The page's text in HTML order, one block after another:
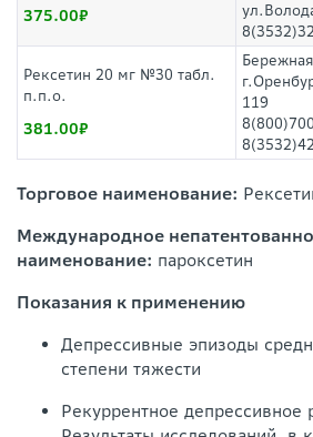
375.00
Рексетин 20 мг №30 табл.
п.п.о.
381.00
119
Торговое наименование:
Международное
наименование: пароксетин
Показания к применению
Депрессивные эпизоды
степени тяжести
Рекуррентное депрессивное